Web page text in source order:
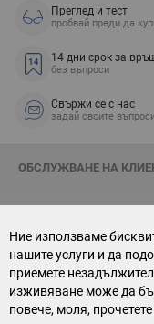
Ние използваме
нашите услуги и да
приемете
изживяване може да
повече, моля, прочетете
Преглед и тест
пробвай преди да
14 дни срок за
без въпроси
Свържи се с нас
задай своите
ОБСЛУЖВАНЕ НА
СВЪРЖИ СЕ С НАС
АБОНАМЕНТ ЗА